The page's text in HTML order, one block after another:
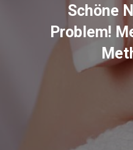
Schöne
Problem!